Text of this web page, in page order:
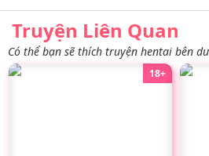
Truyện Liên Quan
Có thể bạn sẽ thích truyện hentai bên
18+